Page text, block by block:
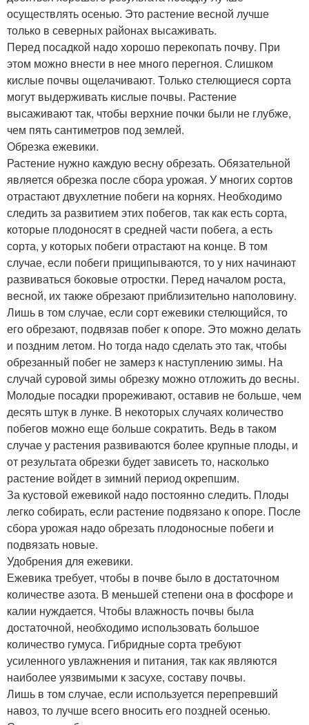
осуществлять осенью. Это растение весной лучше
только в северных районах высаживать.
Перед посадкой надо хорошо перекопать почву. При
этом можно внести в нее много перегноя. Слишком
кислые почвы ощелачивают. Только стелющиеся сорта
могут выдерживать кислые почвы. Растение
высаживают так, чтобы верхние почки были не глубже,
чем пять сантиметров под землей.
Обрезка ежевики.
Растение нужно каждую весну обрезать. Обязательной
является обрезка после сбора урожая. У многих сортов
отрастают двухлетние побеги на корнях. Необходимо
следить за развитием этих побегов, так как есть сорта,
которые плодоносят в средней части побега, а есть
сорта, у которых побеги отрастают на конце. В том
случае, если побеги прищипываются, то у них начинают
развиваться боковые отростки. Перед началом роста,
весной, их также обрезают приблизительно наполовину.
Лишь в том случае, если сорт ежевики стелющийся, то
его обрезают, подвязав побег к опоре. Это можно делать
и поздним летом. Но тогда надо сделать это так, чтобы
обрезанный побег не замерз к наступлению зимы. На
случай суровой зимы обрезку можно отложить до весны.
Молодые посадки прореживают, оставив не больше, чем
десять штук в лунке. В некоторых случаях количество
побегов можно еще больше сократить. Ведь в таком
случае у растения развиваются более крупные плоды, и
от результата обрезки будет зависеть то, насколько
растение войдет в зимний период окрепшим.
За кустовой ежевикой надо постоянно следить. Плоды
легко собирать, если растение подвязано к опоре. После
сбора урожая надо обрезать плодоносные побеги и
подвязать новые.
Удобрения для ежевики.
Ежевика требует, чтобы в почве было в достаточном
количестве азота. В меньшей степени она в фосфоре и
калии нуждается. Чтобы влажность почвы была
достаточной, необходимо использовать большое
количество гумуса. Гибридные сорта требуют
усиленного увлажнения и питания, так как являются
наиболее уязвимыми к засухе, составу почвы.
Лишь в том случае, если используется перепревший
навоз, то лучше всего вносить его поздней осенью.